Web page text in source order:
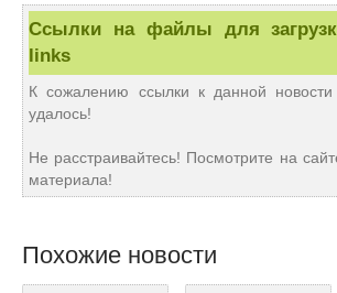
Ссылки на файлы для
links
К сожалению ссылки к данной новости
удалось!
Не расстраивайтесь! Посмотрите на
материала!
Похожие новости